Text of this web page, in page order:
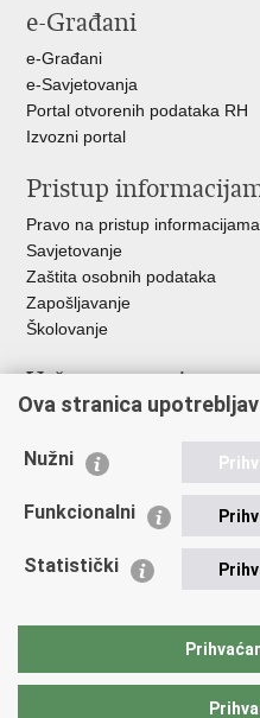
FacebookuTwitteru
e-Građani
e-Građani
e-Savjetovanja
Portal otvorenih podataka RH
Izvozni portal
Pristup
Pravo na pristup informacijama
Savjetovanje
Zaštita osobnih podataka
Zapošljavanje
Školovanje
Važne poveznice
Ministarstvo unutarnjih poslova
Udruge
Policijska akademija
Zaklada policijske solidarnosti
Vučetić"
Ova stranica
Nužni
Funkcionalni
Statistički